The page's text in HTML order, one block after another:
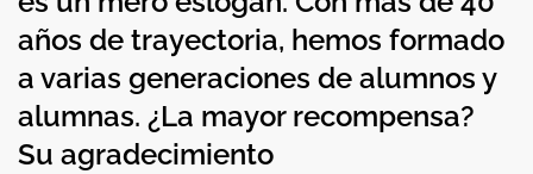
años de trayectoria, hemos formado
a varias generaciones de alumnos y
alumnas. ¿La mayor recompensa?
Su agradecimiento